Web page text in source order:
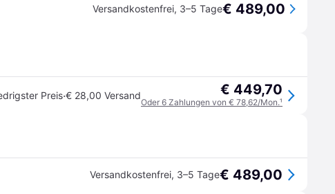
Versandkostenfrei, 3–5 Tage€ 489,00
Preis·€ 28,00 Versand € 449,70
Oder 6 Zahlungen von € 78,62/Mon.¹
Versandkostenfrei, 3–5 Tage€ 489,00